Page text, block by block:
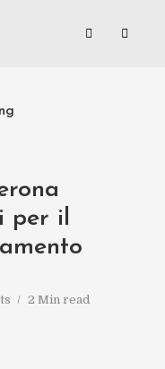
per il
2 Min read